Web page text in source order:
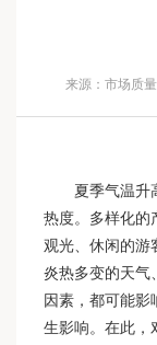
来源：市场质
夏季气温升
热度。多样化的
观光、休闲的游
炎热多变的天气
因素，都可能影
生影响。在此，